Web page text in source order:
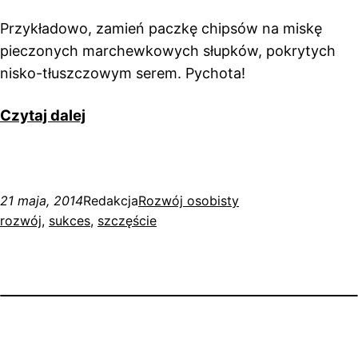
Przykładowo, zamień paczkę chipsów na miskę
pieczonych marchewkowych słupków, pokrytych
nisko-tłuszczowym serem. Pychota!
Czytaj dalej
21 maja, 2014RedakcjaRozwój osobisty
rozwój, sukces, szczęście